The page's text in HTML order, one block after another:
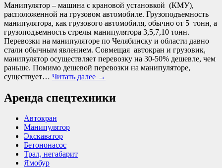
Манипулятор – машина с крановой установкой (КМУ),
расположенной на грузовом автомобиле. Грузоподъемность
манипулятора, как грузового автомобиля, обычно от 5 тонн, а
грузоподъемность стрелы манипулятора 3,5,7,10 тонн.
Перевозки на манипуляторе по Челябинску и области давно
стали обычным явлением. Совмещая автокран и грузовик,
манипулятор осуществляет перевозку на 30-50% дешевле, чем
раньше. Помимо дешевой перевозки на манипуляторе,
существует… Читать далее →
Аренда спецтехники
Автокран
Манипулятор
Экскаватор
Бетононасос
Трал, негабарит
Ямобур